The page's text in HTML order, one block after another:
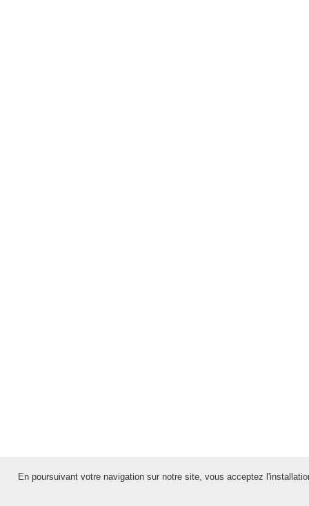
En poursuivant votre navigation sur notre site, vous acceptez